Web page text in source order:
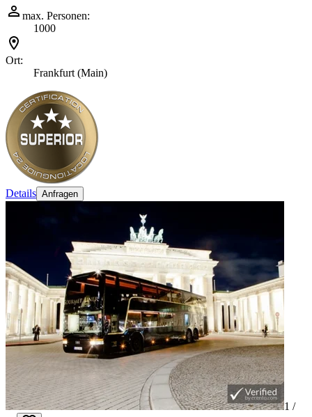
max. Personen:
1000
Ort:
Frankfurt (Main)
Details Anfragen
1 /